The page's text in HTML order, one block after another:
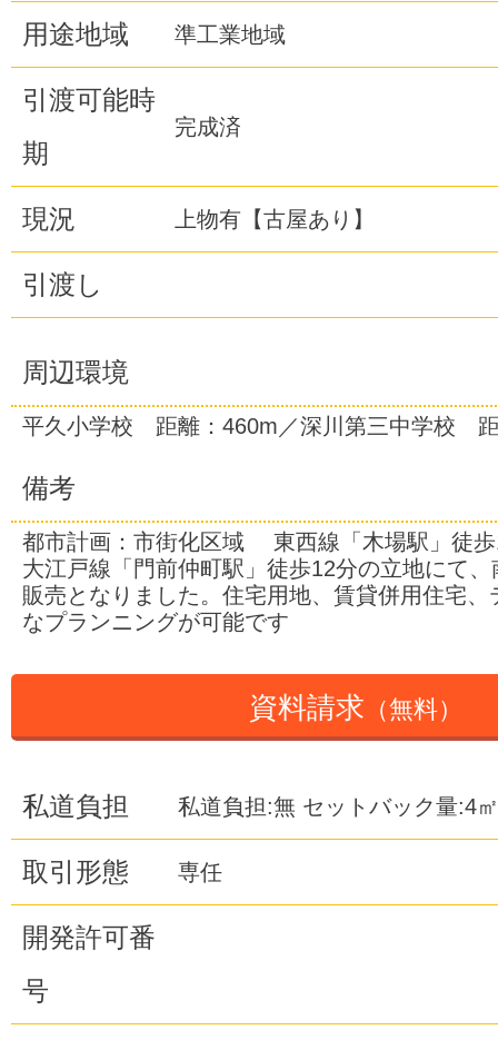
用途地域 準工業地域
引渡可能時
期
完成済
現況 上物有【古屋あり】
引渡し
周辺環境
平久小学校 距離：460m／深川第三中学校
備考
都市計画：市街化区域 東西線「木場駅」徒歩
大江戸線「門前仲町駅」徒歩12分の立地にて
販売となりました。住宅用地、賃貸併用住宅
なプランニングが可能です
資料請求 （無料）
私道負担 私道負担:無 セットバック量:4㎡
取引形態 専任
開発許可番
号